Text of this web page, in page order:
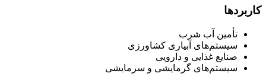
کاربردها
تأمین آب شرب
سیستم‌های آبیاری کشاورزی
صنایع غذایی و دارویی
سیستم‌های گرمایشی و سرمایشی